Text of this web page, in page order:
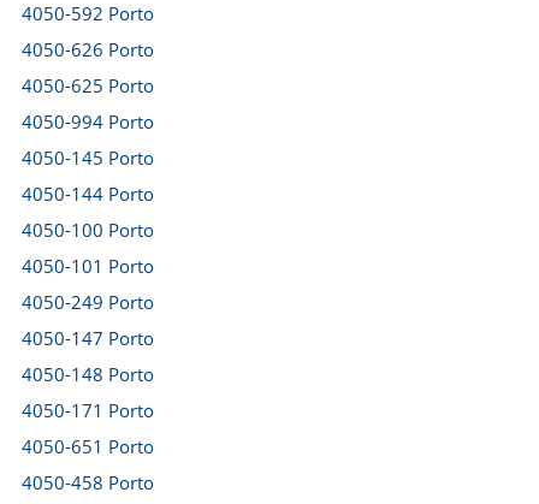
4050-592 Porto
4050-626 Porto
4050-625 Porto
4050-994 Porto
4050-145 Porto
4050-144 Porto
4050-100 Porto
4050-101 Porto
4050-249 Porto
4050-147 Porto
4050-148 Porto
4050-171 Porto
4050-651 Porto
4050-458 Porto